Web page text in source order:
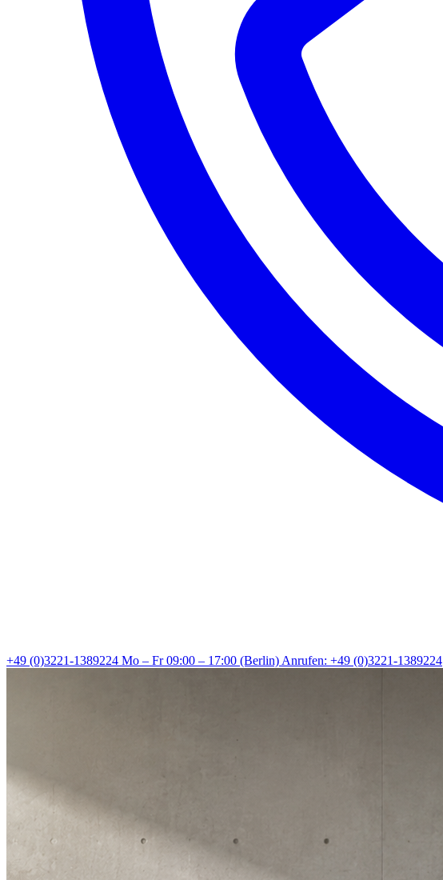
+49 (0)3221-1389224 Mo – Fr 09:00 – 17:00 (Berlin) Anrufen: +49 (0)3221-1389224